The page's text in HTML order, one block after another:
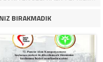
BIRAKMADIK